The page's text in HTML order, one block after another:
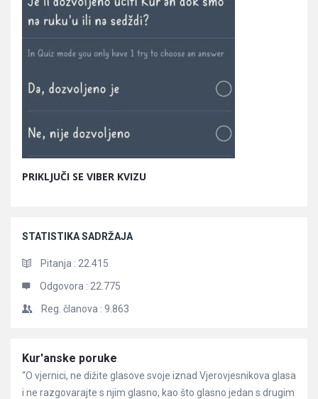
PRIKLJUČI SE VIBER KVIZU
STATISTIKA SADRŽAJA
Pitanja : 22.415
Odgovora : 22.775
Reg. članova : 9.863
Članci
Kur'anske poruke
“O vjernici, ne dižite glasove svoje iznad Vjerovjesnikova glasa
i ne razgovarajte s njim glasno, kao što glasno jedan s drugim